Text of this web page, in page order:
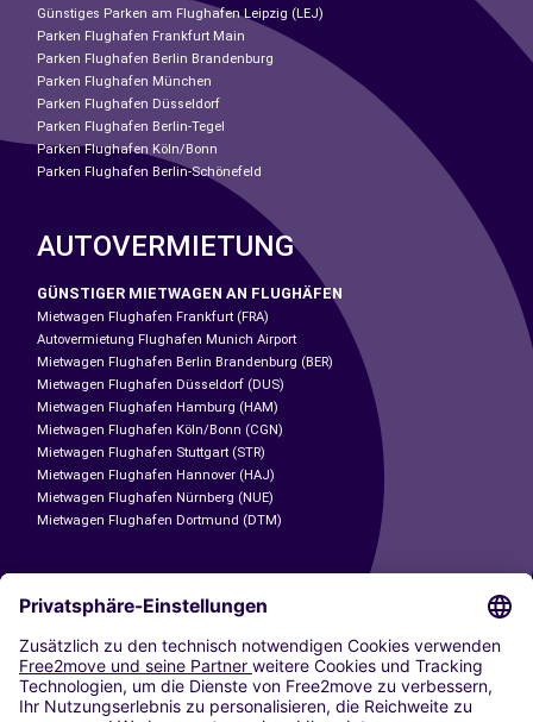
Günstiges Parken am Flughafen Leipzig (LEJ)
Parken Flughafen Frankfurt Main
Parken Flughafen Berlin Brandenburg
Parken Flughafen München
Parken Flughafen Düsseldorf
Parken Flughafen Berlin-Tegel
Parken Flughafen Köln/Bonn
Parken Flughafen Berlin-Schönefeld
AUTOVERMIETUNG
GÜNSTIGER MIETWAGEN AN FLUGHÄFEN
Mietwagen Flughafen Frankfurt (FRA)
Autovermietung Flughafen Munich Airport
Mietwagen Flughafen Berlin Brandenburg (BER)
Mietwagen Flughafen Düsseldorf (DUS)
Mietwagen Flughafen Hamburg (HAM)
Mietwagen Flughafen Köln/Bonn (CGN)
Mietwagen Flughafen Stuttgart (STR)
Mietwagen Flughafen Hannover (HAJ)
Mietwagen Flughafen Nürnberg (NUE)
Mietwagen Flughafen Dortmund (DTM)
CARSHARING
UNSERE STÄDTE
Paris
Madrid
Washington DC